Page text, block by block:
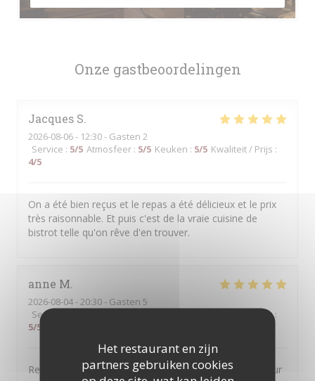
Het restaurant en zijn
partners gebruiken cookies
Onze gastbeoordelingen
Jacques S
2026-08-06- 12:30 - Gasten 2
Service : 5/5 Atmosfeer : 5/5 Keuken : 5/5 Kwaliteit / Prijs :
4/5
On a été bien reçus et le repas a été délicieux et le prix
très raisonnable. Et puis c'est de la vraie cuisine de
bistrot telle qu'on rêve d'en trouver.
anne M
2026-08-04- 20:30 - Gasten 5
Service
Kwaliteit / Prijs:
5/5
Restaurant très généreux avec des plats de qualité pour